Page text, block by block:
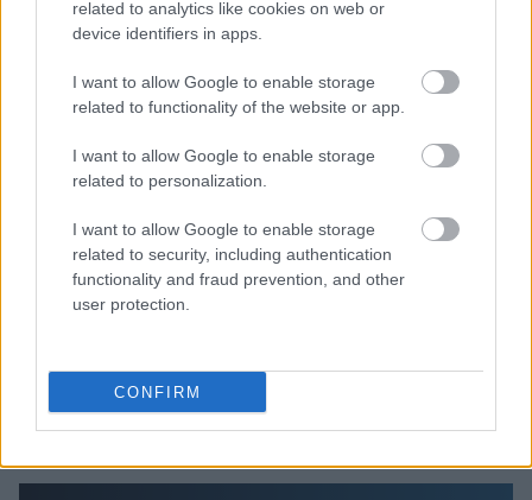
related to analytics like cookies on web or
device identifiers in apps.
I want to allow Google to enable storage
related to functionality of the website or app.
I want to allow Google to enable storage
related to personalization.
I want to allow Google to enable storage
related to security, including authentication
functionality and fraud prevention, and other
user protection.
CONFIRM
Διαβάζονται αυτή τη στιγμή
2027 - Το παράπονο της Καρυστιανού - Στον
ΣΥΡΙΖΑ μελετούν Ιστορία
Πυρόπληκτοι: Τι σημαίνουν τα «πράσινα»,
«κίτρινα» και «κόκκινα» σπίτια για τις
αποζημιώσεις
Ποια είναι η (κυβερνητική) λίστα με τα μεγάλα